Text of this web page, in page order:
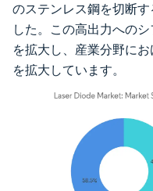
のステンレス鋼を切断
した。この高出力への
を拡大し、産業分野に
を拡大しています。